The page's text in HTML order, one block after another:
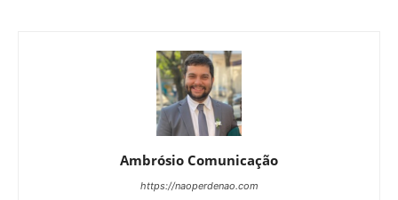
Ambrósio Comunicação
https://naoperdenao.com